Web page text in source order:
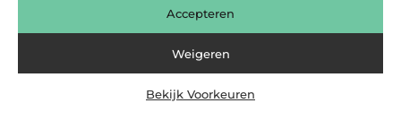
Accepteren
Weigeren
Bekijk Voorkeuren
Cookiebeleid (EU)